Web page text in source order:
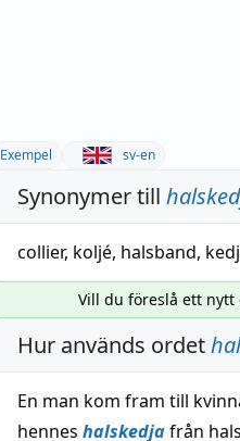
Exempel sv-en
Synonymer till
collier, koljé, halsband,
Vill du föreslå ett
Hur används ordet
En man kom fram till
hennes halskedjafrån